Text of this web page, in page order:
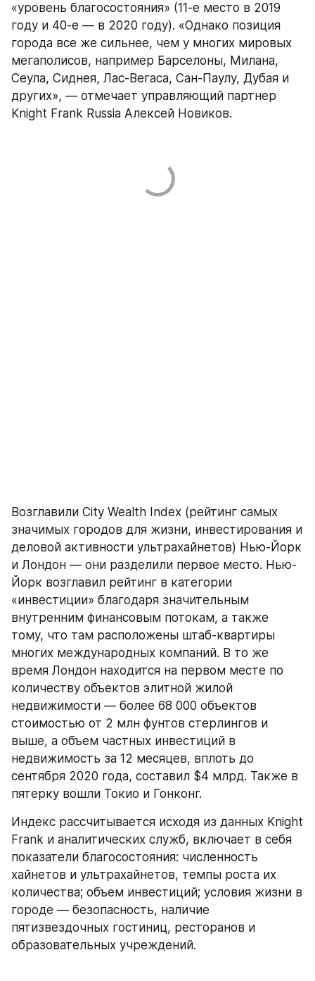
«уровень благосостояния» (11-е место в 2019
году и 40-е — в 2020 году). «Однако позиция
города все же сильнее, чем у многих мировых
мегаполисов, например Барселоны, Милана,
Сеула, Сиднея, Лас-Вегаса, Сан-Паулу, Дубая и
других», — отмечает управляющий партнер
Knight Frank Russia Алексей Новиков.
Возглавили City Wealth Index (рейтинг самых
значимых городов для жизни, инвестирования и
деловой активности ультрахайнетов) Нью-Йорк
и Лондон — они разделили первое место. Нью-
Йорк возглавил рейтинг в категории
«инвестиции» благодаря значительным
внутренним финансовым потокам, а также
тому, что там расположены штаб-квартиры
многих международных компаний. В то же
время Лондон находится на первом месте по
количеству объектов элитной жилой
недвижимости — более 68 000 объектов
стоимостью от 2 млн фунтов стерлингов и
выше, а объем частных инвестиций в
недвижимость за 12 месяцев, вплоть до
сентября 2020 года, составил $4 млрд. Также в
пятерку вошли Токио и Гонконг.
Индекс рассчитывается исходя из данных Knight
Frank и аналитических служб, включает в себя
показатели благосостояния: численность
хайнетов и ультрахайнетов, темпы роста их
количества; объем инвестиций; условия жизни в
городе — безопасность, наличие
пятизвездочных гостиниц, ресторанов и
образовательных учреждений.